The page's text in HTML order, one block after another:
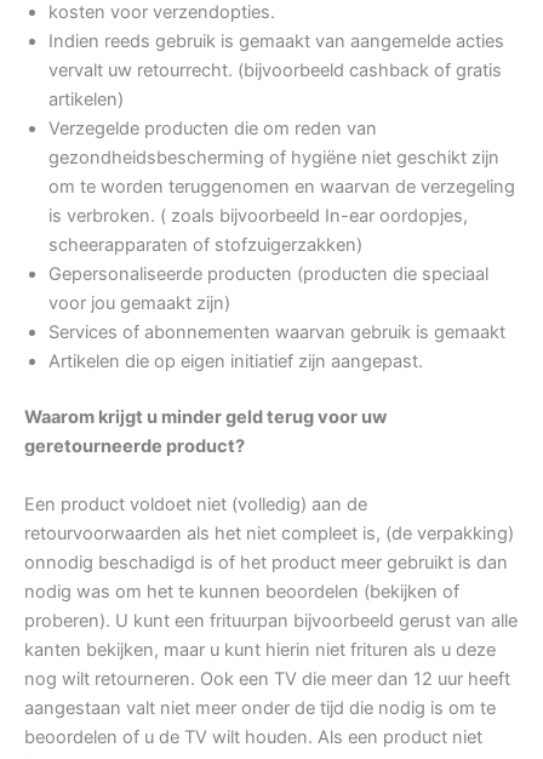
kosten voor verzendopties.
Indien reeds gebruik is gemaakt van aangemelde acties
vervalt uw retourrecht. (bijvoorbeeld cashback of gratis
artikelen)
Verzegelde producten die om reden van
gezondheidsbescherming of hygiëne niet geschikt zijn
om te worden teruggenomen en waarvan de verzegeling
is verbroken. ( zoals bijvoorbeeld In-ear oordopjes,
scheerapparaten of stofzuigerzakken)
Gepersonaliseerde producten (producten die speciaal
voor jou gemaakt zijn)
Services of abonnementen waarvan gebruik is gemaakt
Artikelen die op eigen initiatief zijn aangepast.
Waarom krijgt u minder geld terug voor uw
geretourneerde product?
Een product voldoet niet (volledig) aan de
retourvoorwaarden als het niet compleet is, (de verpakking)
onnodig beschadigd is of het product meer gebruikt is dan
nodig was om het te kunnen beoordelen (bekijken of
proberen). U kunt een frituurpan bijvoorbeeld gerust van alle
kanten bekijken, maar u kunt hierin niet frituren als u deze
nog wilt retourneren. Ook een TV die meer dan 12 uur heeft
aangestaan valt niet meer onder de tijd die nodig is om te
beoordelen of u de TV wilt houden. Als een product niet